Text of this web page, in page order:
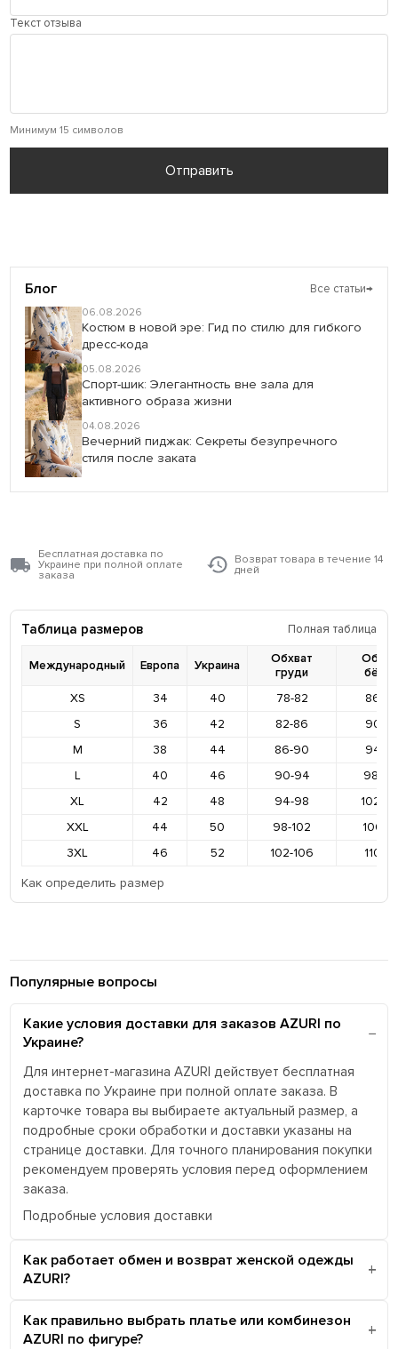
Текст отзыва
Минимум 15 символов
Отправить
Блог Все статьи→
06.08.2026
Костюм в новой эре: Гид по стилю для гибкого
дресс-кода
05.08.2026
Спорт-шик: Элегантность вне зала для
активного образа жизни
04.08.2026
Вечерний пиджак: Секреты безупречного
стиля после заката
Бесплатная доставка по
Украине при полной оплате
заказа
Возврат товара в течение 14
дней
Таблица размеров Полная таблица
Международный Европа Украина
Обхват
груди
XS
34 40 78-82
86-
S
36 42 82-86
90-
M
38 44 86-90
94-
L
40 46 90-94
98-
XL
42 48 94-98
102-
XXL
44 50 98-102
106-
3XL
46 52 102-106
110-
Как определить размер
Популярные вопросы
Какие условия доставки для заказов AZURI по
Украине?
Для интернет-магазина AZURI действует бесплатная
доставка по Украине при полной оплате заказа. В
карточке товара вы выбираете актуальный размер, а
подробные сроки обработки и доставки указаны на
странице доставки. Для точного планирования покупки
рекомендуем проверять условия перед оформлением
заказа.
Подробные условия доставки
Как работает обмен и возврат женской одежды
AZURI?
Как правильно выбрать платье или комбинезон
AZURI по фигуре?